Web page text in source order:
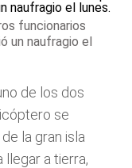
funcionarios
un naufragio el
de los dos
se
la gran isla
llegar a tierra,